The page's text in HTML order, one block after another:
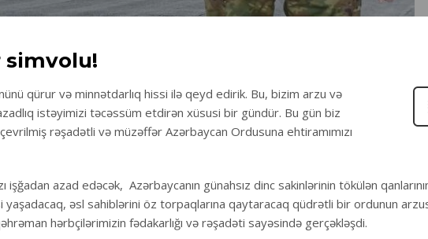
simvolu!
qürur və minnətdarlıq hissi ilə qeyd edirik. Bu, bizim arzu və
istəyimizi təcəssüm etdirən xüsusi bir gündür. Bu gün biz
rəşadətli və müzəffər Azərbaycan Ordusuna ehtiramımızı
işğadan azad edəcək, Azərbaycanın günahsız dinc sakinlərinin tökülən
yaşadacaq, əsl sahiblərini öz torpaqlarına qaytaracaq qüdrətli bir ordunun
hərbçilərimizin fədakarlığı və rəşadəti sayəsində gerçəkləşdi.